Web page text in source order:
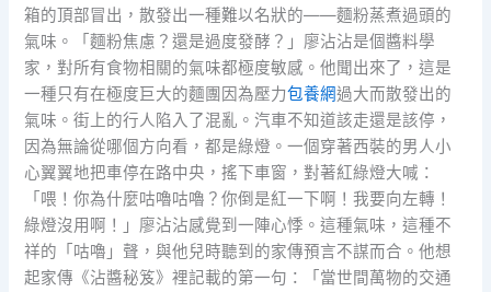
箱的頂部冒出，散發出一種難以名狀的——麵粉蒸煮過頭的
氣味。「麵粉焦慮？還是過度發酵？」廖沾沾是個醬料學
家，對所有食物相關的氣味都極度敏感。他聞出來了，這是
一種只有在極度巨大的麵團因為壓力包養網過大而散發出的
氣味。街上的行人陷入了混亂。汽車不知道該走還是該停，
因為無論從哪個方向看，都是綠燈。一個穿著西裝的男人小
心翼翼地把車停在路中央，搖下車窗，對著紅綠燈大喊：
「喂！你為什麼咕嚕咕嚕？你倒是紅一下啊！我要向左轉！
綠燈沒用啊！」廖沾沾感覺到一陣心悸。這種氣味，這種不
祥的「咕嚕」聲，與他兒時聽到的家傳預言不謀而合。他想
起家傳《沾醬秘笈》裡記載的第一句：「當世間萬物的交通